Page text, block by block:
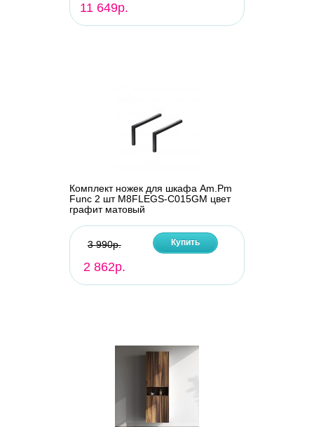
11 649р.
Комплект ножек для шкафа Am.Pm
Func 2 шт M8FLEGS-C015GM цвет
графит матовый
3 990р.
2 862р.
Купить